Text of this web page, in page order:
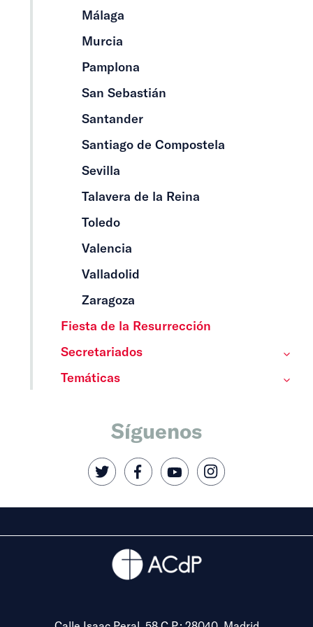
Málaga
Murcia
Pamplona
San Sebastián
Santander
Santiago de Compostela
Sevilla
Talavera de la Reina
Toledo
Valencia
Valladolid
Zaragoza
Fiesta de la Resurrección
Secretariados
Temáticas
Síguenos